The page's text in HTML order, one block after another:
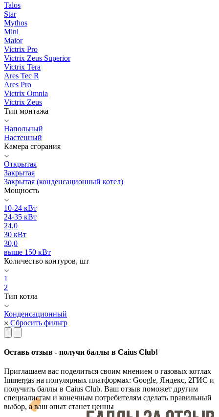
Talos
Star
Mythos
Mini
Maior
Victrix Pro
Victrix Zeus Superior
Victrix Tera
Ares Tec R
Ares Pro
Victrix Omnia
Victrix Zeus
Тип монтажа
Напольный
Настенный
Камера сгорания
Открытая
Закрытая
Закрытая (конденсационный котел)
Мощность
10-24 кВт
24-35 кВт
24,0
30 кВт
30,0
выше 150 кВт
Количество контуров, шт
1
2
Тип котла
Конденсационный
Сбросить фильтр
Оставь отзыв - получи баллы в Caius Club!
Приглашаем вас поделиться своим мнением о газовых котлах
Immergas на популярных платформах: Google, Яндекс, 2ГИС и
получить баллы в Caius Club. Ваш отзыв поможет другим
специалистам и конечным потребителям сделать правильный
выбор, а ваш опыт станет ценны